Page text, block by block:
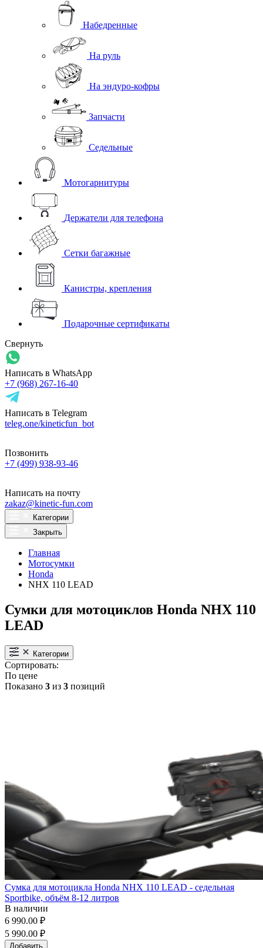
Набедренные
На руль
На эндуро-кофры
Запчасти
Седельные
Мотогарнитуры
Держатели для телефона
Сетки багажные
Канистры, крепления
Подарочные сертификаты
Свернуть
Написать в WhatsApp
+7 (968) 267-16-40
Написать в Telegram
teleg.one/kineticfun_bot
Позвонить
+7 (499) 938-93-46
Написать на почту
zakaz@kinetic-fun.com
Категории
Закрыть
Главная
Мотосумки
Honda
NHX 110 LEAD
Сумки для мотоциклов Honda NHX 110
LEAD
Категории
Сортировать:
По цене
Показано 3 из 3 позиций
Сумка для мотоцикла Honda NHX 110 LEAD - седельная
Sportbike, объём 8-12 литров
В наличии
6 990.00 ₽
5 990.00 ₽
Добавить